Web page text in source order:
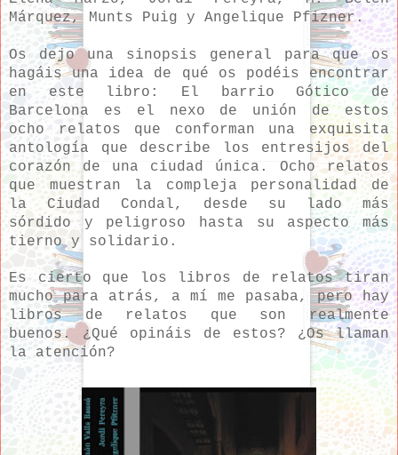
Márquez, Munts Puig y Angelique Pfizner.
Os dejo una sinopsis general para que os
hagáis una idea de qué os podéis encontrar
en este libro: El barrio Gótico de
Barcelona es el nexo de unión de estos
ocho relatos que conforman una exquisita
antología que describe los entresijos del
corazón de una ciudad única. Ocho relatos
que muestran la compleja personalidad de
la Ciudad Condal, desde su lado más
sórdido y peligroso hasta su aspecto más
tierno y solidario.
Es cierto que los libros de relatos tiran
mucho para atrás, a mí me pasaba, pero hay
libros de relatos que son realmente
buenos. ¿Qué opináis de estos? ¿Os llaman
la atención?